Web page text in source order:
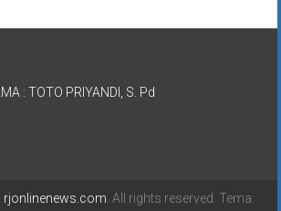
: TOTO PRIYANDI, S. Pd
rjonlinenews.com. All rights reserved. Tema: